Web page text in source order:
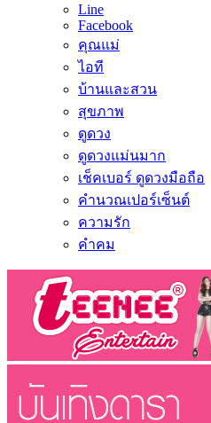
Line
Facebook
คุณแม่
ไอที
บ้านและสวน
สุขภาพ
ดูดวง
ดูดวงแม่นมาก
เช็คเบอร์ ดูดวงมือถือ
คำนวณเปอร์เซ็นต์
ความรัก
คำคม